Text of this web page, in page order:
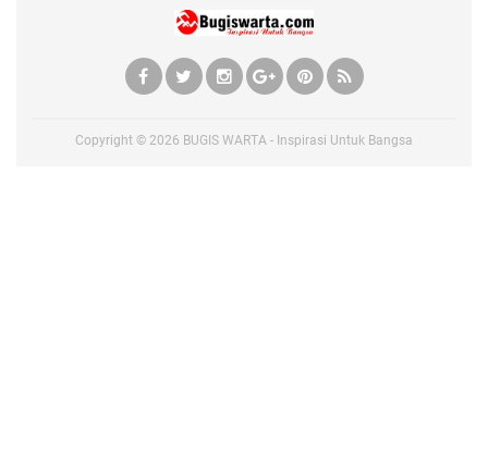
Copyright © 2026 BUGIS WARTA - Inspirasi Untuk Bangsa